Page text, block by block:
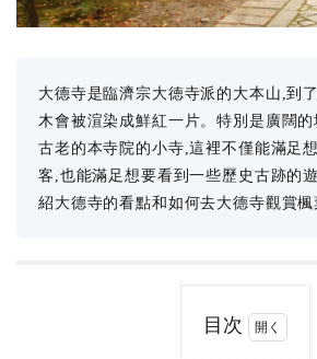
大德寺是臨濟宗大徳寺派的大本山,到
木會被渲染成鮮紅一片。特別是廣闊的
古老的本寺院的小寺,這裡不僅能滿足
客,也能滿足想要看到一些歷史古跡的
紹大德寺的看點和如何去大德寺觀賞楓
目次